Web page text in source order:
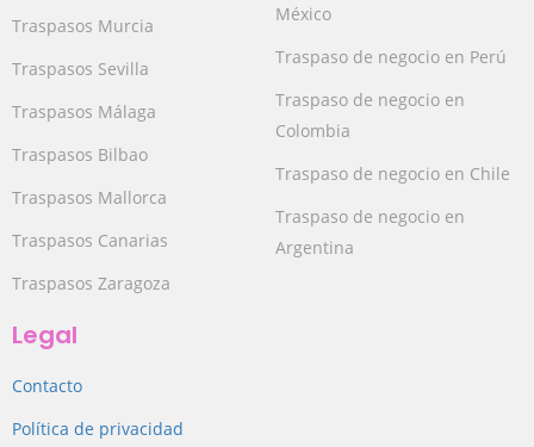
Traspasos Murcia
Traspasos Sevilla
Traspasos Málaga
Traspasos Bilbao
Traspasos Mallorca
Traspasos Canarias
Traspasos Zaragoza
México
Traspaso de negocio en Perú
Traspaso de negocio en
Colombia
Traspaso de negocio en Chile
Traspaso de negocio en
Argentina
Legal
Contacto
Política de privacidad